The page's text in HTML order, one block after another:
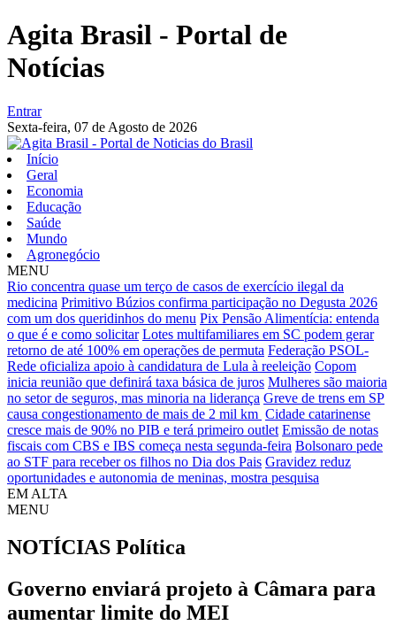
Agita Brasil - Portal de
Notícias
Entrar
Sexta-feira, 07 de Agosto de 2026
Início
Geral
Economia
Educação
Saúde
Mundo
Agronegócio
MENU
Rio concentra quase um terço de casos de exercício ilegal da
medicina Primitivo Búzios confirma participação no Degusta 2026
com um dos queridinhos do menu Pix Pensão Alimentícia: entenda
o que é e como solicitar Lotes multifamiliares em SC podem gerar
retorno de até 100% em operações de permuta Federação PSOL-
Rede oficializa apoio à candidatura de Lula à reeleição Copom
inicia reunião que definirá taxa básica de juros Mulheres são maioria
no setor de seguros, mas minoria na liderança Greve de trens em SP
causa congestionamento de mais de 2 mil km Cidade catarinense
cresce mais de 90% no PIB e terá primeiro outlet Emissão de notas
fiscais com CBS e IBS começa nesta segunda-feira Bolsonaro pede
ao STF para receber os filhos no Dia dos Pais Gravidez reduz
oportunidades e autonomia de meninas, mostra pesquisa
EM ALTA
MENU
NOTÍCIAS Política
Governo enviará projeto à Câmara para
aumentar limite do MEI